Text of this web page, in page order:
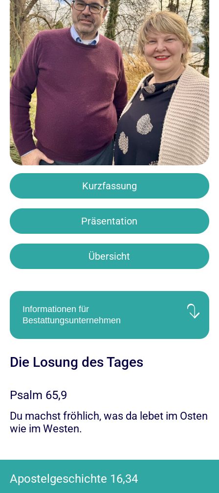
Kurzfassung
Präsentation
Übersicht
Informationen für
Bestattungsunternehmen
Die Losung des Tages
Du machst fröhlich, was da lebet im Osten
wie im Westen.
Psalm 65,9
Apostelgeschichte 16,34